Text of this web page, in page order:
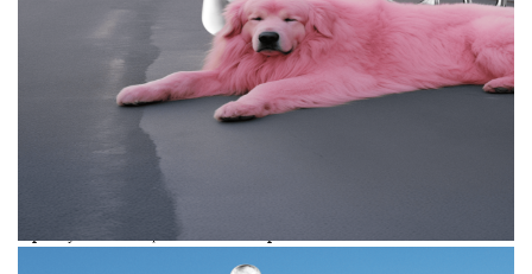
«Зачем бьюти-бренду лаков создавать
кампейны? Маникюр часто уходит на второй
план в бьюти-индустрии, тренды здесь
сменяются медленнее, чем в уходе за кожей
соприкосновении с нашим table-book